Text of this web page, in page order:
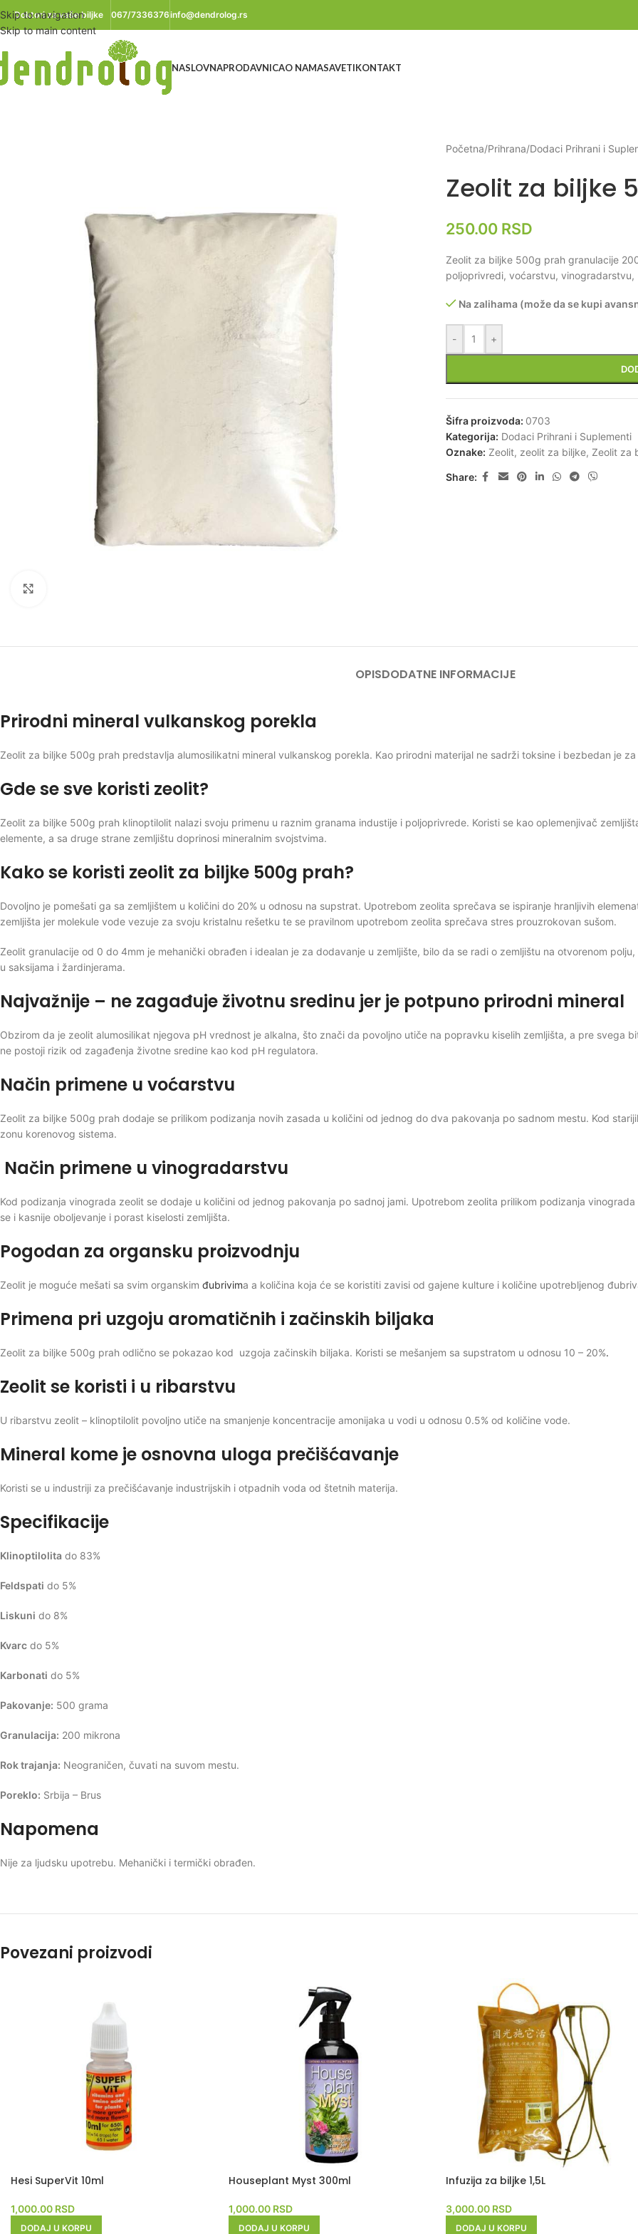
Skip to navigation
Skip to main content
Doktori za vaše biljke 067/7336376info@dendrolog.rs
NASLOVNAPRODAVNICAO NAMASAVETIKONTAKT
Početna/Prihrana/Dodaci Prihrani i
Zeolit za biljke
250.00 RSD
Zeolit za biljke 500g prah granulacije
poljoprivredi, voćarstvu,
Na zalihama (može da se kupi
- +
Šifra proizvoda: 0703
Kategorija: Dodaci Prihrani i Suplementi
Oznake: Zeolit, zeolit za biljke, Zeolit za
Share:
OPISDODATNE INFORMACIJE
Prirodni mineral vulkanskog porekla
Zeolit za biljke 500g prah predstavlja alumosilikatni mineral vulkanskog porekla. Kao prirodni materijal ne sadrži toksine i bezbedan je
Gde se sve koristi zeolit?
Zeolit za biljke 500g prah klinoptilolit nalazi svoju primenu u raznim granama industije i poljoprivrede. Koristi se kao oplemenjivač
elemente, a sa druge strane zemljištu doprinosi mineralnim svojstvima.
Kako se koristi zeolit za biljke 500g prah?
Dovoljno je pomešati ga sa zemljištem u količini do 20% u odnosu na supstrat. Upotrebom zeolita sprečava se ispiranje hranljivih
zemljišta jer molekule vode vezuje za svoju kristalnu rešetku te se pravilnom upotrebom zeolita sprečava stres prouzrokovan sušom.
Zeolit granulacije od 0 do 4mm je mehanički obrađen i idealan je za dodavanje u zemljište, bilo da se radi o zemljištu na otvorenom
u saksijama i žardinjerama.
Najvažnije – ne zagađuje životnu sredinu jer je potpuno prirodni mineral
Obzirom da je zeolit alumosilikat njegova pH vrednost je alkalna, što znači da povoljno utiče na popravku kiselih zemljišta, a pre svega
ne postoji rizik od zagađenja životne sredine kao kod pH regulatora.
Način primene u voćarstvu
Zeolit za biljke 500g prah dodaje se prilikom podizanja novih zasada u količini od jednog do dva pakovanja po sadnom mestu. Kod
zonu korenovog sistema.
Način primene u vinogradarstvu
Kod podizanja vinograda zeolit se dodaje u količini od jednog pakovanja po sadnoj jami. Upotrebom zeolita prilikom podizanja
se i kasnije oboljevanje i porast kiselosti zemljišta.
Pogodan za organsku proizvodnju
Zeolit je moguće mešati sa svim organskim đubrivima a količina koja će se koristiti zavisi od gajene kulture i količine upotrebljenog
Primena pri uzgoju aromatičnih i začinskih biljaka
Zeolit za biljke 500g prah odlično se pokazao kod uzgoja začinskih biljaka. Koristi se mešanjem sa supstratom u odnosu 10 – 20%.
Zeolit se koristi i u ribarstvu
U ribarstvu zeolit – klinoptilolit povoljno utiče na smanjenje koncentracije amonijaka u vodi u odnosu 0.5% od količine vode.
Mineral kome je osnovna uloga prečišćavanje
Koristi se u industriji za prečišćavanje industrijskih i otpadnih voda od štetnih materija.
Specifikacije
Klinoptilolita do 83%
Feldspati do 5%
Liskuni do 8%
Kvarc do 5%
Karbonati do 5%
Pakovanje: 500 grama
Granulacija: 200 mikrona
Rok trajanja: Neograničen, čuvati na suvom mestu.
Poreklo: Srbija – Brus
Napomena
Nije za ljudsku upotrebu. Mehanički i termički obrađen.
Povezani proizvodi
Hesi SuperVit 10ml
1,000.00 RSD
DODAJ U KORPU
Houseplant Myst 300ml
1,000.00 RSD
DODAJ U KORPU
Infuzija za biljke 1,5L
3,000.00 RSD
DODAJ U KORPU